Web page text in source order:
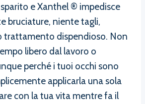
e Xanthel ® impedisce
bruciature, niente tagli,
trattamento dispendioso. Non
libero dal lavoro o
perché i tuoi occhi sono
applicarla una sola
con la tua vita mentre fa il